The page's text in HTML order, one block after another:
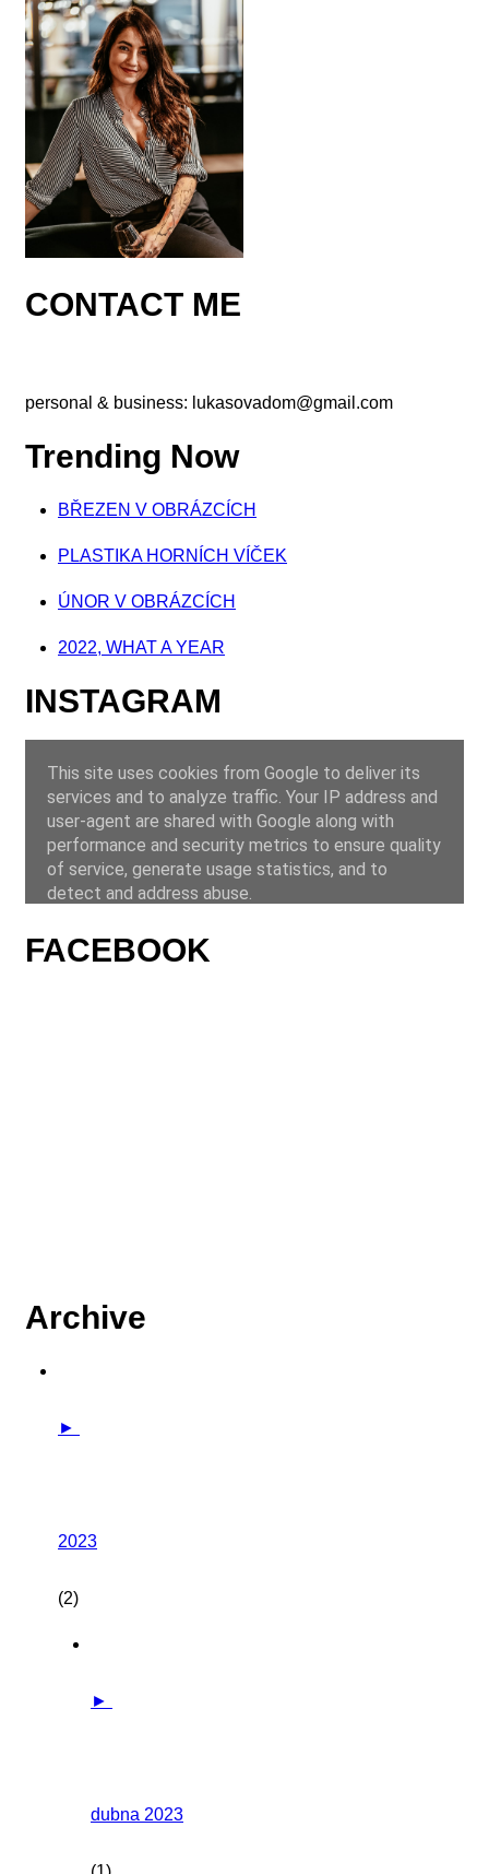
CONTACT ME
personal & business: lukasovadom@gmail.com
Trending Now
BŘEZEN V OBRÁZCÍCH
PLASTIKA HORNÍCH VÍČEK
ÚNOR V OBRÁZCÍCH
2022, WHAT A YEAR
INSTAGRAM
FACEBOOK
Archive
►
2023
(2)
►
dubna 2023